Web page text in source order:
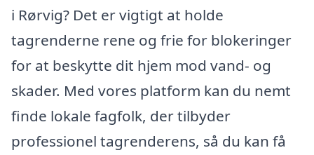
i Rørvig? Det er vigtigt at holde
tagrenderne rene og frie for blokeringer
for at beskytte dit hjem mod vand- og
skader. Med vores platform kan du nemt
finde lokale fagfolk, der tilbyder
professionel tagrenderens, så du kan få